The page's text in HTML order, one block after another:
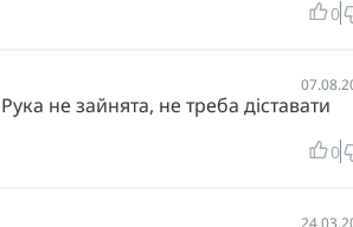
0
не зайнята, не треба діставати
0